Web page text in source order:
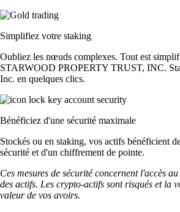
Simplifiez votre staking
Oubliez les nœuds complexes. Tout est
STARWOOD PROPERTY TRUST, INC.
Inc. en quelques clics.
Bénéficiez d'une sécurité maximale
Stockés ou en staking, vos actifs bénéficient
sécurité et d'un chiffrement de pointe.
Ces mesures de sécurité concernent l'accès
des actifs. Les crypto-actifs sont risqués et la
valeur de vos avoirs.